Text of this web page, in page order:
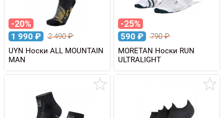
-20%
1 990 ₽ 2 490₽
UYN Носки ALL MOUNTAIN
MAN
-25%
590 ₽ 790₽
MORETAN Носки RUN
ULTRALIGHT